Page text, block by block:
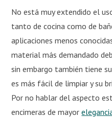
No está muy extendido el
tanto de cocina como de
aplicaciones menos
material más demandado
sin embargo también tiene
es más fácil de limpiar y su
Por no hablar del aspecto
encimeras de mayor